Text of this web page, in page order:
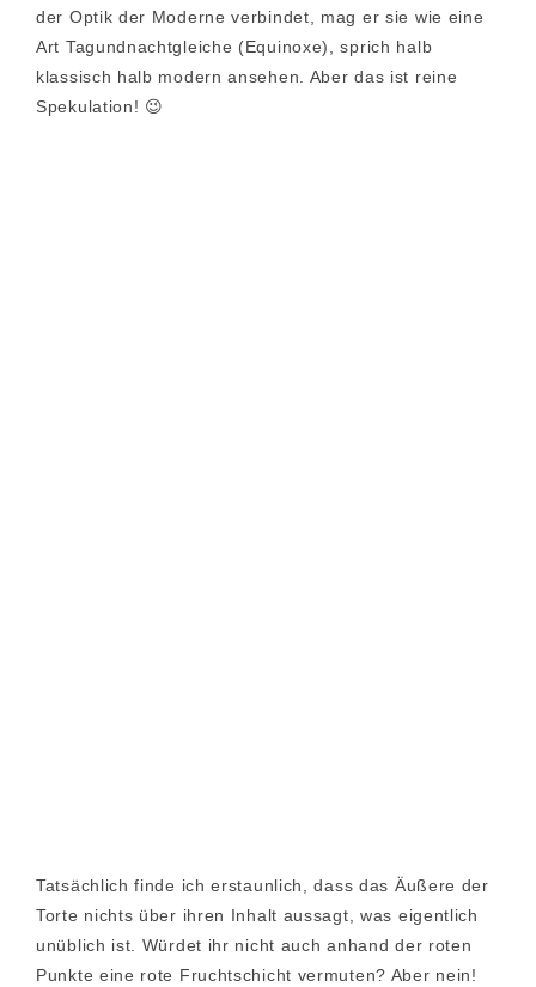
der Optik der Moderne verbindet, mag er sie wie eine
Art Tagundnachtgleiche (Equinoxe), sprich halb
klassisch halb modern ansehen. Aber das ist reine
Spekulation! 😉
Tatsächlich finde ich erstaunlich, dass das Äußere der
Torte nichts über ihren Inhalt aussagt, was eigentlich
unüblich ist. Würdet ihr nicht auch anhand der roten
Punkte eine rote Fruchtschicht vermuten? Aber nein!